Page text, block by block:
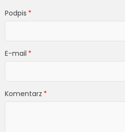
Podpis
E-mail
Komentarz